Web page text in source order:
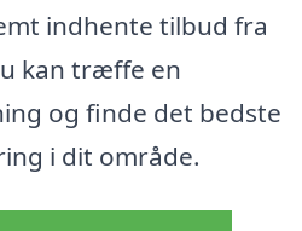
indhente tilbud fra
kan træffe en
og finde det bedste
i dit område.